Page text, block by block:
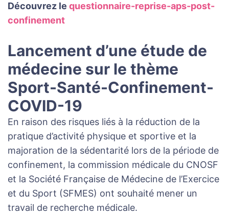
Découvrez le questionnaire-reprise-aps-post-
confinement
Lancement d’une étude de
médecine sur le thème
Sport-Santé-Confinement-
COVID-19
En raison des risques liés à la réduction de la
pratique d’activité physique et sportive et la
majoration de la sédentarité lors de la période de
confinement, la commission médicale du CNOSF
et la Société Française de Médecine de l’Exercice
et du Sport (SFMES) ont souhaité mener un
travail de recherche médicale.